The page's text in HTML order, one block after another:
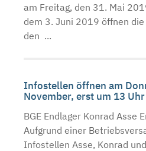
am Freitag, den 31. Mai
dem 3. Juni 2019 öffnen
den ...
Infostellen öffnen am
November, erst um 13 Uhr
BGE Endlager Konrad Asse
Aufgrund einer
Infostellen Asse, Konrad